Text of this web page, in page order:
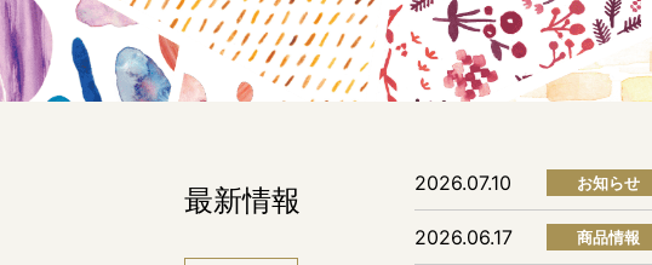
最新情報
2026.07.10 お知らせ
2026.06.17 商品情報